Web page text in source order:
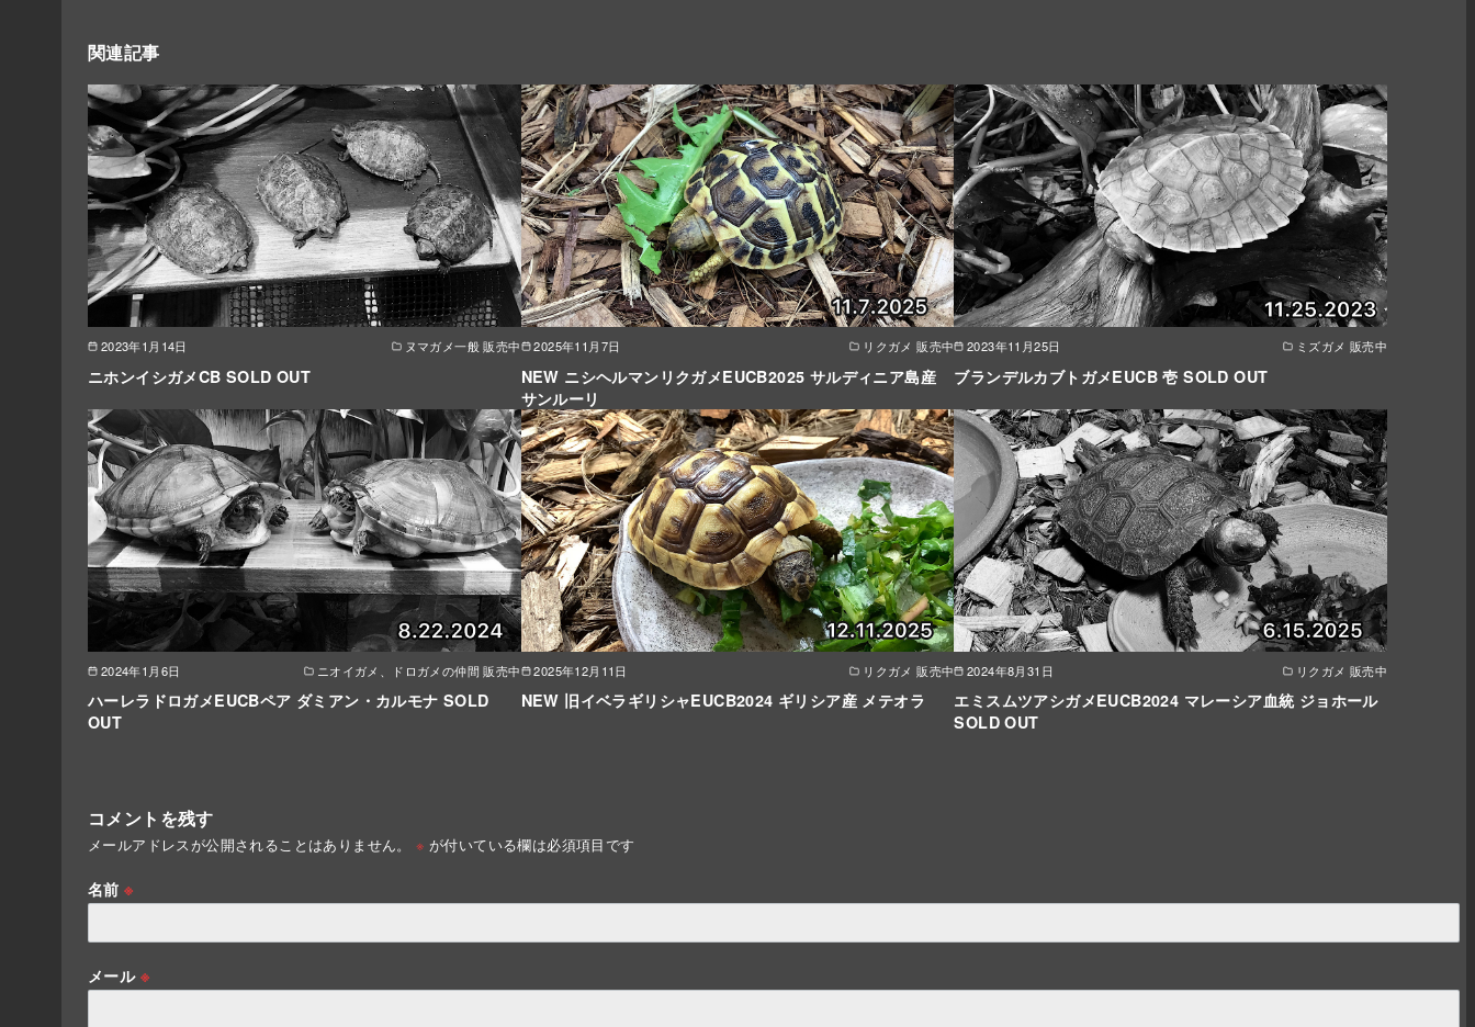
関連記事
2023年1月14日 ヌマガメ一般 販売中
ニホンイシガメCB SOLD OUT
2025年11月7日 リクガメ 販売中
NEW ニシヘルマンリクガメEUCB2025 サルディニア島産
サンルーリ
2023年11月25日 ミズガメ 販売中
ブランデルカブトガメEUCB 壱 SOLD OUT
2024年1月6日 ニオイガメ、ドロガメの仲間 販売中
ハーレラドロガメEUCBペア ダミアン・カルモナ SOLD
OUT
2025年12月11日 リクガメ 販売中
NEW 旧イベラギリシャEUCB2024 ギリシア産 メテオラ
2024年8月31日 リクガメ 販売中
エミスムツアシガメEUCB2024 マレーシア血統 ジョホール
SOLD OUT
コメントを残す
メールアドレスが公開されることはありません。 ※ が付いている欄は必須項目です
名前※
メール ※